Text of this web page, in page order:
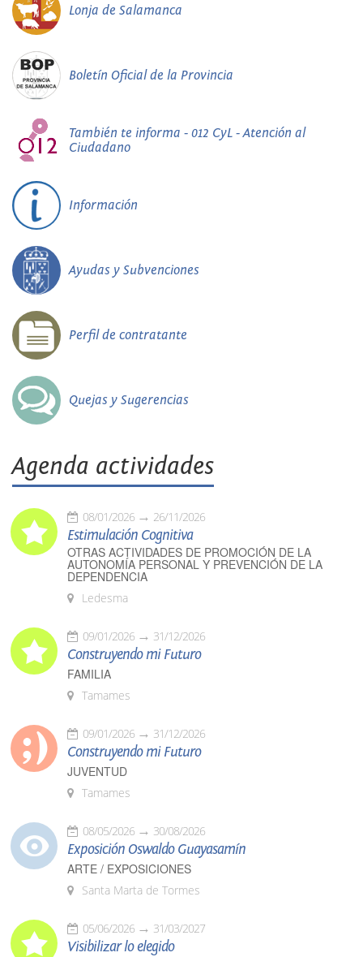
Lonja de Salamanca
Boletín Oficial de la Provincia
También te informa - 012 CyL - Atención al
Ciudadano
Información
Ayudas y Subvenciones
Perfil de contratante
Quejas y Sugerencias
Agenda actividades
08/01/2026 26/11/2026
Estimulación Cognitiva
OTRAS ACTIVIDADES DE PROMOCIÓN DE LA
AUTONOMÍA PERSONAL Y PREVENCIÓN DE LA
DEPENDENCIA
Ledesma
09/01/2026 31/12/2026
Construyendo mi Futuro
FAMILIA
Tamames
09/01/2026 31/12/2026
Construyendo mi Futuro
JUVENTUD
Tamames
08/05/2026 30/08/2026
Exposición Oswaldo Guayasamín
ARTE / EXPOSICIONES
Santa Marta de Tormes
05/06/2026 31/03/2027
Visibilizar lo elegido